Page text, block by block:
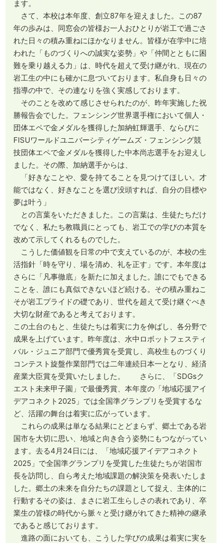
ます。
さて、本校は本年度、創立87年を迎えました。この87
年の歩みは、同窓会の皆様お一人おひとりが岩工で過ごさ
れた日々の積み重ねにほかなりません。皆様が在学中に培
われた「ものづくりへの誠実な姿勢」や「仲間とともに困
難を乗り越える力」は、時代を超えて受け継がれ、現在の
岩工生の中にも確かに息づいております。私自身も日々の
指導の中で、その連なりを強く実感しております。
そのことを改めて感じさせられたのが、昨年実施した祝
勝報告会でした。フェンシング世界選手権において個人・
団体エペで金メダルを獲得した加納虹輝選手、ならびに
FISUワールドユニバーシティゲームズ・フェンシング競
技団体エペで金メダルを獲得した中本尚志選手をお迎えし
ました。その際、加納選手からは、
「好きなことや、愛を持てることを見つけてほしい。才
能ではなく、好きなことを選び没頭すれば、自分の目標や
夢は叶う」
との言葉をいただきました。この言葉は、生徒たちだけ
でなく、私たち教職員にとっても、岩工での学びの本質を
改めて示してくれるものでした。
こうした価値観を日常の中で支えているのが、本校の生
活指針「時を守り、場を清め、礼を正す」です。本年度は
さらに「凡事徹底」を新たに加えました。誰にでもできる
ことを、誰にも真似できないほど続ける。その積み重ねこ
そが岩工プライドの礎であり、世代を超えて受け継ぐべき
大切な財産であると考えております。
この土台のもと、生徒たちは着実に力を伸ばし、各分野で
成果を上げています。昨年度は、水中ロボットフェスティ
バル・ジュニア部門で優秀賞を受賞し、高校生ものづくり
コンテスト旋盤作業部門では二年連続日本一となり、経済
産業大臣賞を受賞いたしました。 さらに、「SDGsク
エスト未来甲子園」で最優秀賞、本年度の「地域応援アイ
デアコネクト2025」では全国準グランプリを受賞するな
ど、活躍の舞台は着実に広がっています。
これらの成果は単なる結果にとどまらず、郷土である岩
国市を大切に思い、地域と向き合う姿勢にもつながってい
ます。去る4月24日には、「地域応援アイデアコネクト
2025」で全国準グランプリを受賞した生徒たちが岩国市
長を訪問し、自ら考えた地域課題の解決策を発表いたしま
した。郷土の未来を自分たちの課題として捉え、主体的に
行動するその姿は、まさに岩工生らしさの表れであり、卒
業生の皆様の時代から脈々と受け継がれてきた精神の継承
であると感じております。
進路の面においても、こうした学びの成果は着実に実を